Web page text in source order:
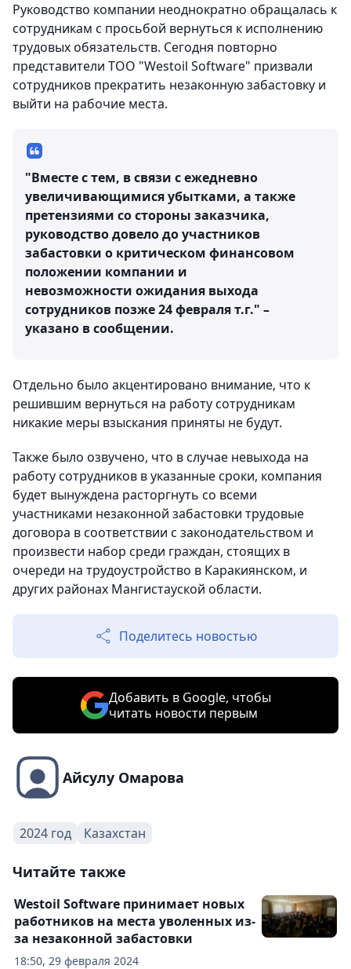
Руководство компании неоднократно обращалась к
сотрудникам с просьбой вернуться к исполнению
трудовых обязательств. Сегодня повторно
представители ТОО "Westoil Software" призвали
сотрудников прекратить незаконную забастовку и
выйти на рабочие места.
"Вместе с тем, в связи с ежедневно
увеличивающимися убытками, а также
претензиями со стороны заказчика,
руководство довело до участников
забастовки о критическом финансовом
положении компании и
невозможности ожидания выхода
сотрудников позже 24 февраля т.г." –
указано в сообщении.
Отдельно было акцентировано внимание, что к
решившим вернуться на работу сотрудникам
никакие меры взыскания приняты не будут.
Также было озвучено, что в случае невыхода на
работу сотрудников в указанные сроки, компания
будет вынуждена расторгнуть со всеми
участниками незаконной забастовки трудовые
договора в соответствии с законодательством и
произвести набор среди граждан, стоящих в
очереди на трудоустройство в Каракиянском, и
других районах Мангистауской области.
Поделитесь новостью
Добавить в Google, чтобы
читать новости первым
Айсулу Омарова
2024 год Казахстан
Читайте также
18:50, 29 февраля 2024
Westoil Software принимает новых
работников на места уволенных из-
за незаконной забастовки